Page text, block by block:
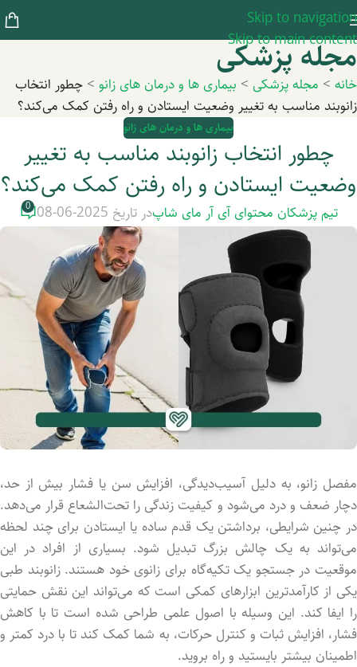
Skip to navigation
Skip to main content
مجله پزشکی
خانه > مجله پزشکی > بیماری ها و درمان های زانو > چطور انتخاب
زانوبند مناسب به تغییر وضعیت ایستادن و راه رفتن کمک می‌کند؟
بیماری ها و درمان های زانو
چطور انتخاب زانوبند مناسب به تغییر
وضعیت ایستادن و راه رفتن کمک می‌کند؟
تیم پزشکان محتوای آی آر مای شاپدر تاریخ 2025-06-08 0
مفصل زانو، به دلیل آسیب‌دیدگی، افزایش سن یا فشار بیش از حد،
دچار ضعف و درد می‌شود و کیفیت زندگی را تحت‌الشعاع قرار می‌دهد.
در چنین شرایطی، برداشتن یک قدم ساده یا ایستادن برای چند لحظه
می‌تواند به یک چالش بزرگ تبدیل شود. بسیاری از افراد در این
موقعیت در جستجو یک تکیه‌گاه برای زانوی خود هستند. زانوبند طبی
یکی از کارآمدترین ابزارهای کمکی است که می‌تواند این نقش حمایتی
را ایفا کند. این وسیله با اصول علمی طراحی شده است تا با کاهش
فشار، افزایش ثبات و کنترل حرکات، به شما کمک کند تا با درد کمتر و
اطمینان بیشتر بایستید و راه بروید.